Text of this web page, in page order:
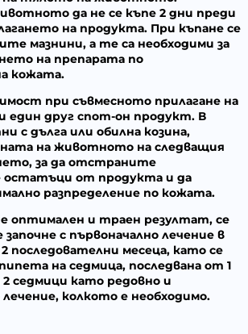
да не се къпе 2 дни преди
на продукта. При къпане се
мазнини, а те са необходими за
на препарата по
кожата.
при съвмесното прилагане на
един друг спот-он продукт. В
с дълга или обилна козина,
на животното на следващия
за да отстраните
от продукта и да
разпределение по кожата.
оптимален и траен резултат, се
започне с първоначално лечение в
последователни месеца, като се
на седмица, последвана от 1
седмици като редовно и
колкото е необходимо.